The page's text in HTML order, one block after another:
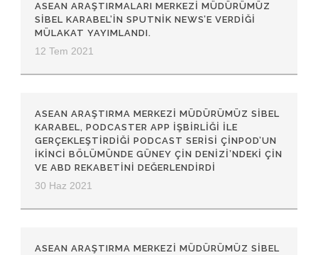
ASEAN ARAŞTIRMALARI MERKEZI MÜDÜRÜMÜZ
SIBEL KARABEL’IN SPUTNIK NEWS’E VERDIĞI
MÜLAKAT YAYIMLANDI.
12 Tem 2021
ASEAN ARAŞTIRMA MERKEZİ MÜDÜRÜMÜZ SİBEL
KARABEL, PODCASTER APP İŞBİRLİĞİ İLE
GERÇEKLEŞTİRDİĞİ PODCAST SERİSİ ÇİNPOD’UN
İKİNCİ BÖLÜMÜNDE GÜNEY ÇİN DENİZİ’NDEKİ ÇİN
VE ABD REKABETİNİ DEĞERLENDİRDİ
30 Haz 2021
ASEAN ARAŞTIRMA MERKEZI MÜDÜRÜMÜZ SIBEL